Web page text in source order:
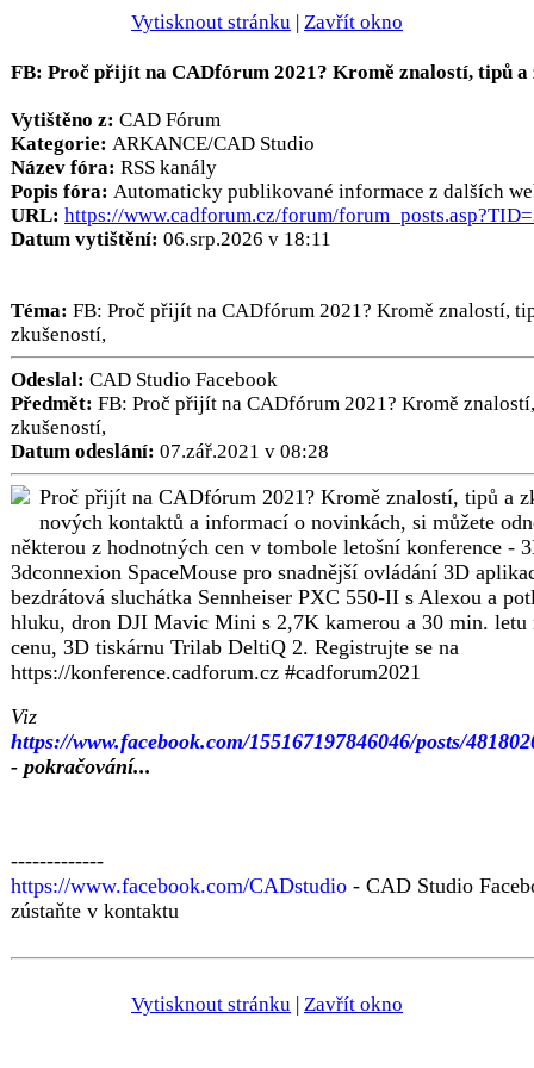
Vytisknout stránku | Zavřít okno
FB: Proč přijít na CADfórum 2021? Kromě znalostí, tipů a
Vytištěno z: CAD Fórum
Kategorie: ARKANCE/CAD Studio
Název fóra: RSS kanály
Popis fóra: Automaticky publikované informace z dalších
URL: https://www.cadforum.cz/forum/
Datum vytištění: 06.srp.2026 v 18:11
Téma: FB: Proč přijít na CADfórum 2021? Kromě znalostí,
zkušeností,
Odeslal: CAD Studio Facebook
Předmět: FB: Proč přijít na CADfórum 2021? Kromě
zkušeností,
Datum odeslání: 07.zář.2021 v 08:28
Proč přijít na CADfórum 2021? Kromě znalostí, tipů a
nových kontaktů a informací o novinkách, si můžete
některou z hodnotných cen v tombole letošní konference -
3dconnexion SpaceMouse pro snadnější ovládání 3D
bezdrátová sluchátka Sennheiser PXC 550-II s Alexou a
hluku, dron DJI Mavic Mini s 2,7K kamerou a 30 min. letu
cenu, 3D tiskárnu Trilab DeltiQ 2. Registrujte se na
https://konference.cadforum.cz #cadforum2021
Viz
https://www.facebook.com/155167197846046/posts/
- pokračování...
-------------
https://www.facebook.com/CADstudio - CAD Studio
zústaňte v kontaktu
Vytisknout stránku | Zavřít okno